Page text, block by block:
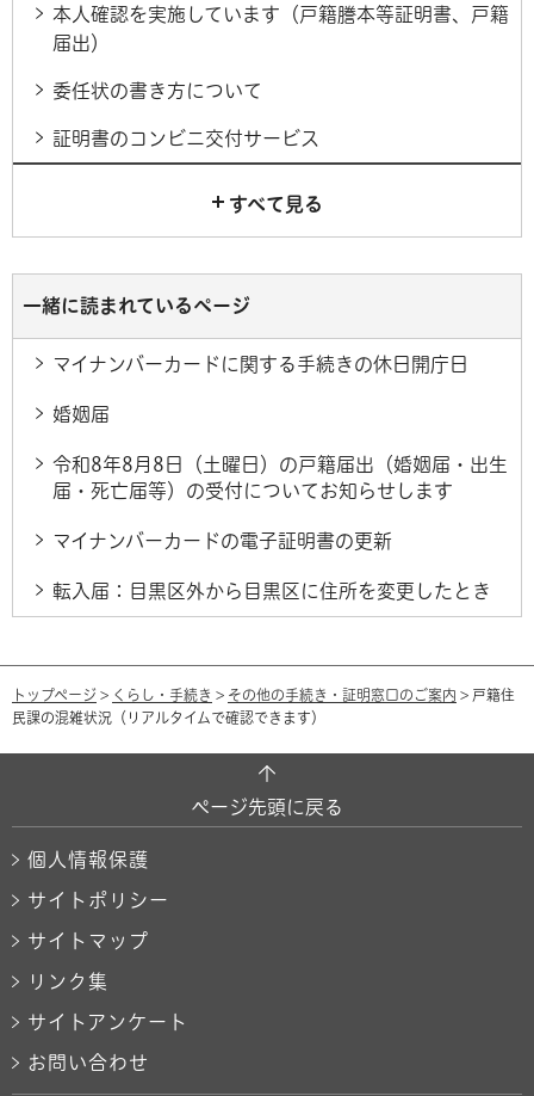
本人確認を実施しています（戸籍謄本等証明書、戸籍
届出）
委任状の書き方について
証明書のコンビニ交付サービス
すべて見る
一緒に読まれているページ
マイナンバーカードに関する手続きの休日開庁日
婚姻届
令和8年8月8日（土曜日）の戸籍届出（婚姻届・出生
届・死亡届等）の受付についてお知らせします
マイナンバーカードの電子証明書の更新
転入届：目黒区外から目黒区に住所を変更したとき
トップページ > くらし・手続き > その他の手続き・証明窓口のご案内 > 戸籍住
民課の混雑状況（リアルタイムで確認できます）
ページ先頭に戻る
個人情報保護
サイトポリシー
サイトマップ
リンク集
サイトアンケート
お問い合わせ